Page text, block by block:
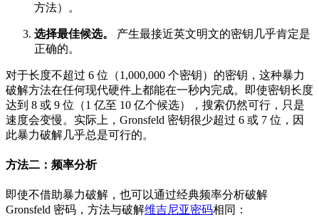
方法）。
选择最佳候选。
产生最接近英文明文的密钥几乎肯定是
正确的。
对于长度不超过 6 位（1,000,000 个密钥）的密钥，这种暴力
破解方法在任何现代硬件上都能在一秒内完成。即使密钥长度
达到 8 或 9 位（1 亿至 10 亿个候选），搜索仍然可行，只是
速度会变慢。实际上，Gronsfeld 密钥很少超过 6 或 7 位，因
此暴力破解几乎总是可行的。
方法二：频率分析
即使不借助暴力破解，也可以通过经典频率分析破解
Gronsfeld 密码，方法与破解维吉尼亚密码相同：